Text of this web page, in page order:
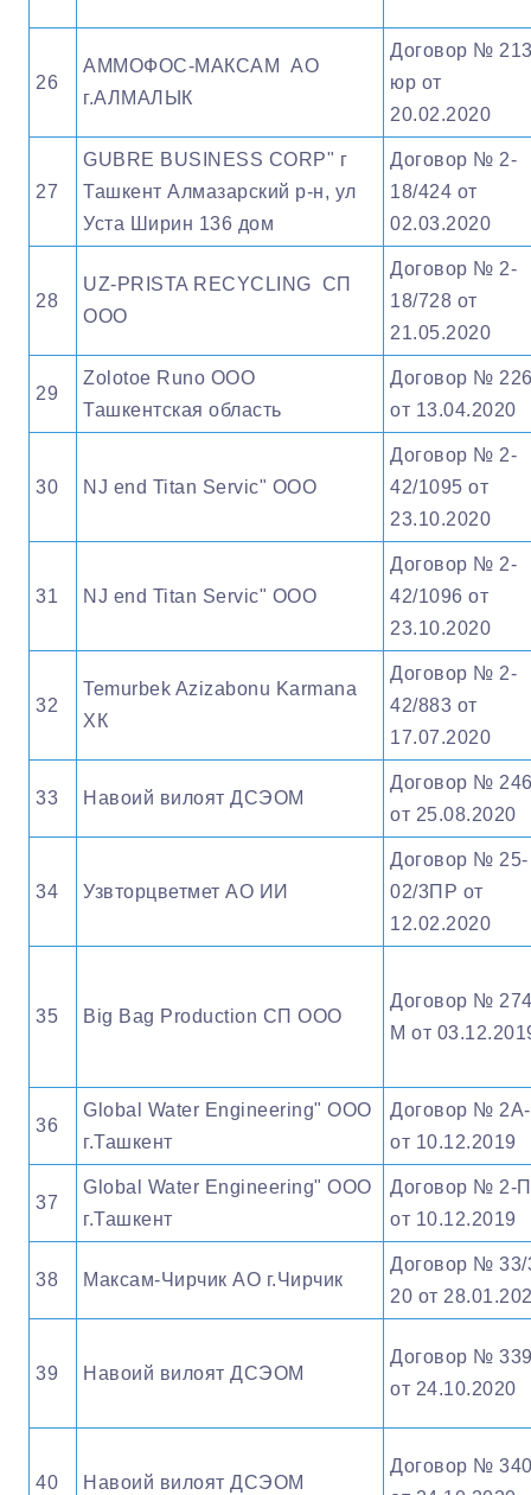
26
АММОФОС-МАКСАМ АО
г.АЛМАЛЫК
Договор №
юр от
20.02.2020
27
GUBRE BUSINESS CORP" г
Ташкент Алмазарский р-н, ул
Уста Ширин 136 дом
Договор № 2-
18/424 от
02.03.2020
28
UZ-PRISTA RECYCLING СП
ООО
Договор № 2-
18/728 от
21.05.2020
29
Zolotoe Runo ООО
Ташкентская область
Договор №
от 13.04.2020
30 NJ end Titan Servic" ООО
Договор № 2-
42/1095 от
23.10.2020
31 NJ end Titan Servic" ООО
Договор № 2-
42/1096 от
23.10.2020
32
Temurbek Azizabonu Karmana
ХК
Договор № 2-
42/883 от
17.07.2020
33 Навоий вилоят ДСЭОМ
Договор №
от 25.08.2020
34 Узвторцветмет АО ИИ
Договор № 25-
02/3ПР от
12.02.2020
35 Big Bag Production СП ООО
Договор №
М от
36
Global Water Engineering" OOO
г.Ташкент
Договор №
от 10.12.2019
37
Global Water Engineering" OOO
г.Ташкент
Договор № 2-П
от 10.12.2019
38 Максам-Чирчик АО г.Чирчик
Договор № 33/
20 от
39 Навоий вилоят ДСЭОМ
Договор №
от 24.10.2020
40 Навоий вилоят ДСЭОМ
Договор №